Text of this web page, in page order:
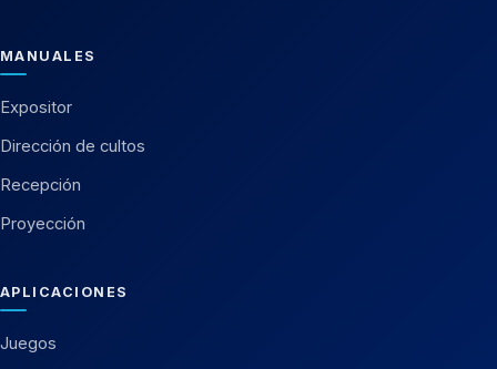
MANUALES
Expositor
Dirección de cultos
Recepción
Proyección
APLICACIONES
Juegos